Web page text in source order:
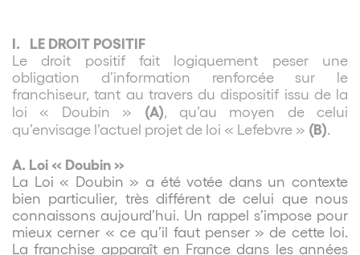
I. LE DROIT POSITIF
Le droit positif fait logiquement peser une
obligation d’information renforcée sur le
franchiseur, tant au travers du dispositif issu de la
loi « Doubin » (A) , qu’au moyen de celui
qu’envisage l’actuel projet de loi « Lefebvre » (B)
A. Loi « Doubin »
La Loi « Doubin » a été votée dans un contexte
bien particulier, très différent de celui que nous
connaissons aujourd’hui. Un rappel s’impose pour
mieux cerner « ce qu’il faut penser » de cette loi.
La franchise apparaît en France dans les années